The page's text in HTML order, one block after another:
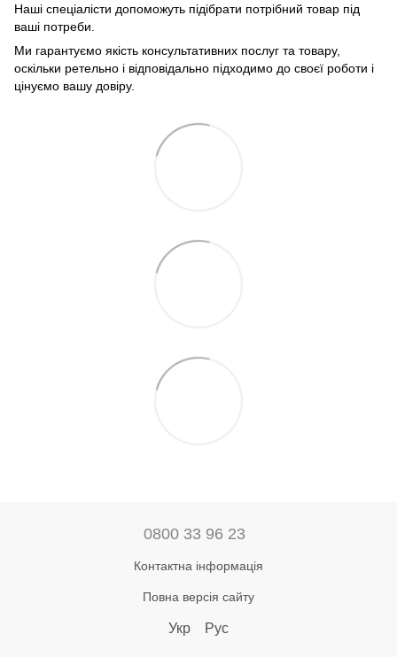
Наші спеціалісти допоможуть підібрати потрібний товар під
ваші потреби.
Ми гарантуємо якість консультативних послуг та товару,
оскільки ретельно і відповідально підходимо до своєї роботи і
цінуємо вашу довіру.
0800 33 96 23
Контактна інформація
Повна версія сайту
Укр Рус